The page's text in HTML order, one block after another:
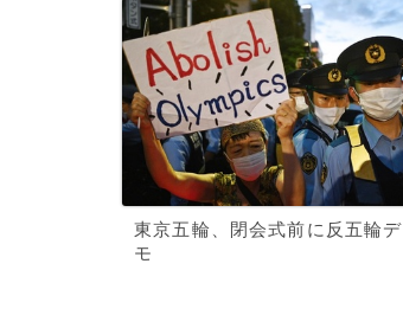
東京五輪、閉会式前に反五輪デ
モ